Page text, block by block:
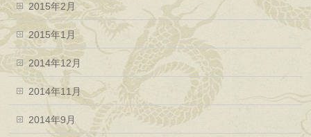
2015年2月
2015年1月
2014年12月
2014年11月
2014年9月